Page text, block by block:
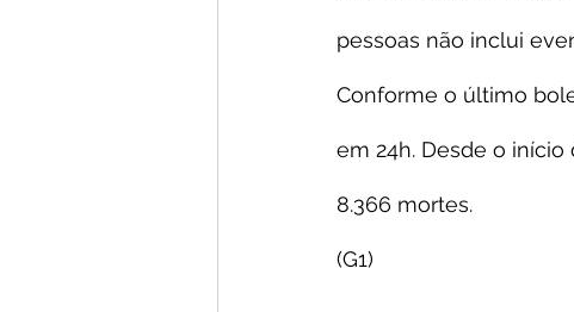
pessoas não inclui
Conforme o último
em 24h. Desde o início
8.366 mortes.
(G1)